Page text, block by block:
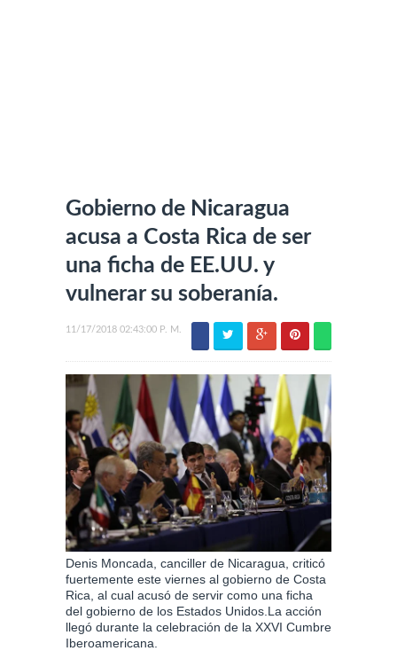
Gobierno de Nicaragua
acusa a Costa Rica de ser
una ficha de EE.UU. y
vulnerar su soberanía.
11/17/2018 02:43:00 P. M.
Denis Moncada, canciller de Nicaragua, criticó
fuertemente este viernes al gobierno de Costa
Rica, al cual acusó de servir como una ficha
del gobierno de los Estados Unidos.La acción
llegó durante la celebración de la XXVI Cumbre
Iberoamericana.